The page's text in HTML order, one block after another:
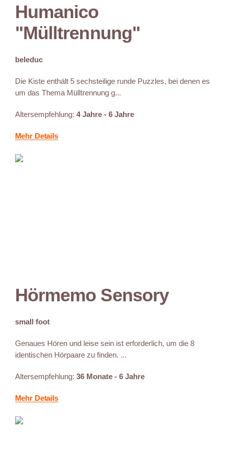
Humanico
"Mülltrennung"
beleduc
Die Kiste enthält 5 sechsteilige runde Puzzles, bei denen es
um das Thema Mülltrennung g...
Altersempfehlung: 4 Jahre - 6 Jahre
Mehr Details
Hörmemo Sensory
small foot
Genaues Hören und leise sein ist erforderlich, um die 8
identischen Hörpaare zu finden. ...
Altersempfehlung: 36 Monate - 6 Jahre
Mehr Details